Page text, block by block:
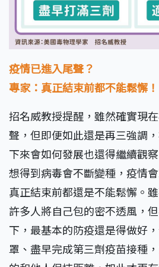
疫情已進入尾聲？
專家：真正結束前都不能鬆懈！
招名威教授提醒，雖然確實現
聲，但即便如此還是再三強調
下來會如何發展也還得繼續觀
想得到病毒會不斷變種，疫情
真正結束前都還是不能鬆懈。
許多人將自己包的密不透風，
下，最基本的防疫還是得做好
罩、盡早完成第三劑疫苗接種